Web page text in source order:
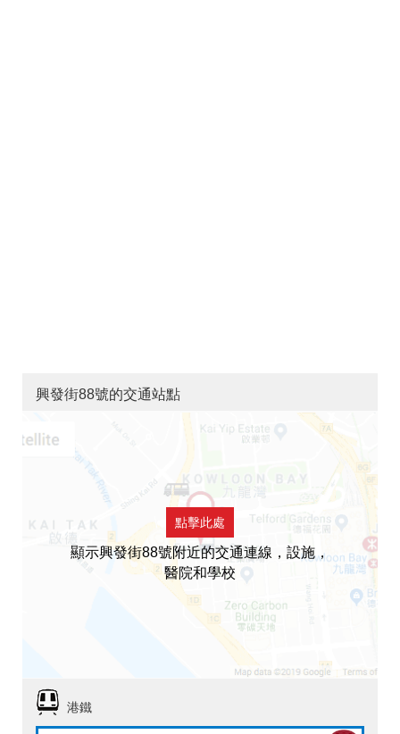
興發街88號的交通站點
點擊此處
顯示興發街88號附近的交通連線，設施，
醫院和學校
港鐵